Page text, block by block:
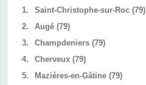
1.
Saint-Christophe-sur-Roc (79)
2.
Augé (79)
3.
Champdeniers (79)
4.
Cherveux (79)
5.
Mazières-en-Gâtine (79)